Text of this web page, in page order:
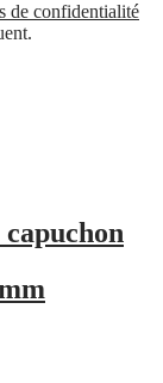
de confidentialité
capuchon